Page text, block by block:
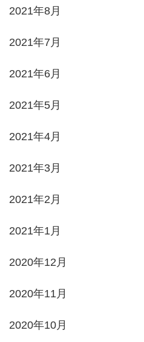
2021年8月
2021年7月
2021年6月
2021年5月
2021年4月
2021年3月
2021年2月
2021年1月
2020年12月
2020年11月
2020年10月